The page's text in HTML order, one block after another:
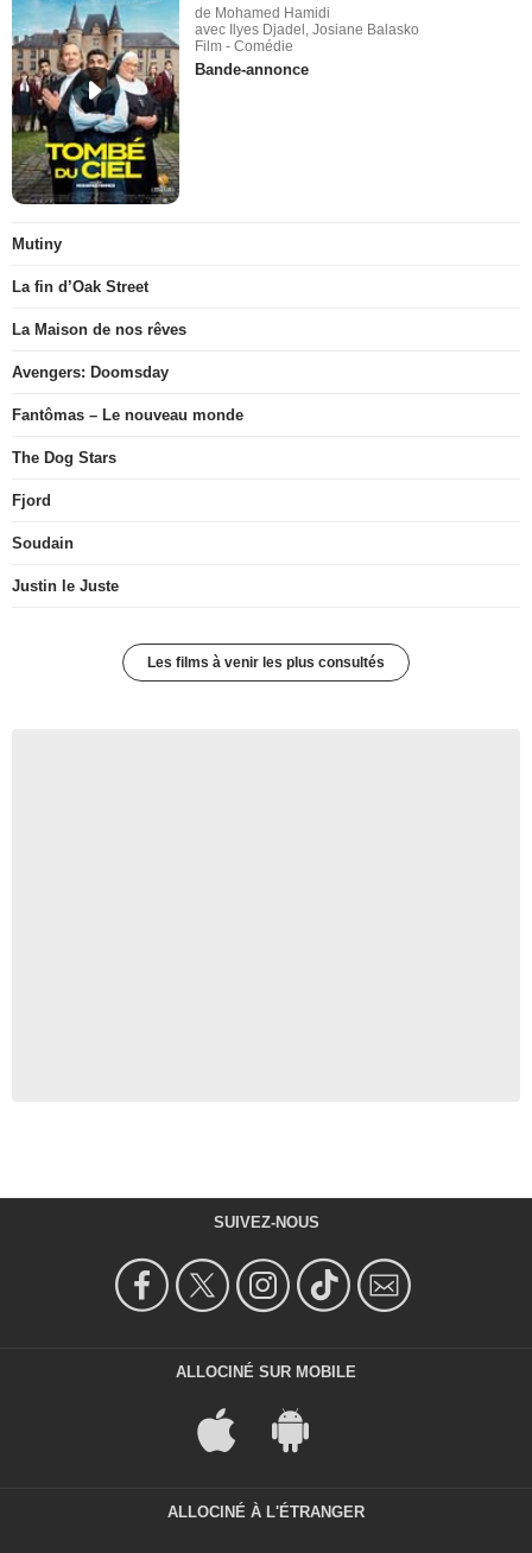
de Mohamed Hamidi
avec Ilyes Djadel, Josiane Balasko
Film - Comédie
Bande-annonce
Mutiny
La fin d’Oak Street
La Maison de nos rêves
Avengers: Doomsday
Fantômas – Le nouveau monde
The Dog Stars
Fjord
Soudain
Justin le Juste
Les films à venir les plus consultés
SUIVEZ-NOUS
ALLOCINÉ SUR MOBILE
ALLOCINÉ À L'ÉTRANGER